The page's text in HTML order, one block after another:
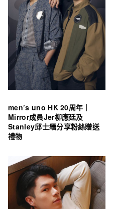
men’s uno HK 20周年｜
Mirror成員Jer柳應廷及
Stanley邱士縉分享粉絲贈送
禮物